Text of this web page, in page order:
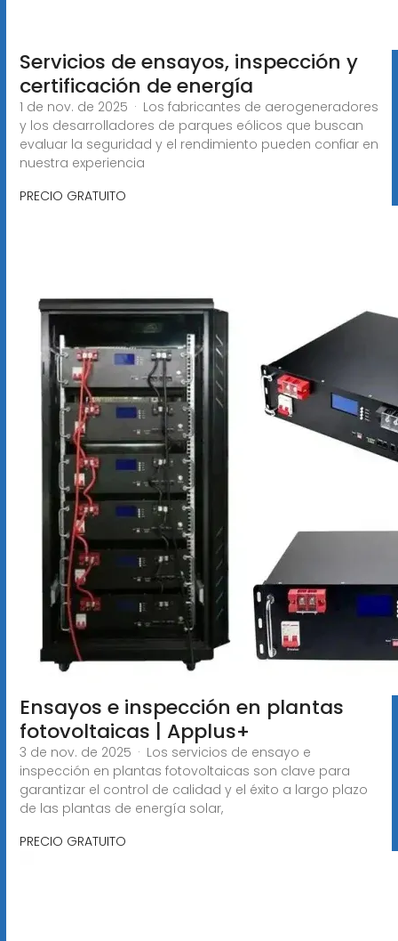
Servicios de ensayos, inspección y
certificación de energía
1 de nov. de 2025 · Los fabricantes de aerogeneradores
y los desarrolladores de parques eólicos que buscan
evaluar la seguridad y el rendimiento pueden confiar en
nuestra experiencia
PRECIO GRATUITO
Ensayos e inspección en plantas
fotovoltaicas | Applus+
3 de nov. de 2025 · Los servicios de ensayo e
inspección en plantas fotovoltaicas son clave para
garantizar el control de calidad y el éxito a largo plazo
de las plantas de energía solar,
PRECIO GRATUITO